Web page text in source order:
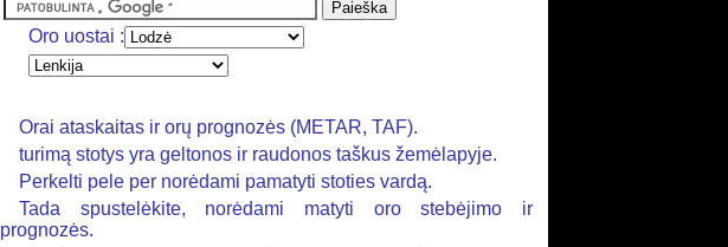
Oro uostai :
Orai ataskaitas ir orų prognozės (METAR, TAF).
turimą stotys yra geltonos ir raudonos taškus žemėlapyje.
Perkelti pele per norėdami pamatyti stoties vardą.
Tada spustelėkite, norėdami matyti oro stebėjimo ir
prognozės.